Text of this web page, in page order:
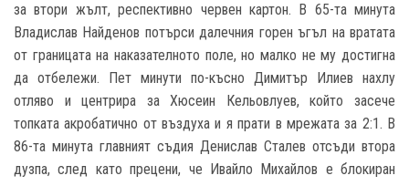
за втори жълт, респективно червен картон. В 65-та минута
Владислав Найденов потърси далечния горен ъгъл на вратата
от границата на наказателното поле, но малко не му достигна
да отбележи. Пет минути по-късно Димитър Илиев нахлу
отляво и центрира за Хюсеин Кельовлуев, който засече
топката акробатично от въздуха и я прати в мрежата за 2:1. В
86-та минута главният съдия Денислав Сталев отсъди втора
дузпа, след като прецени, че Ивайло Михайлов е блокиран